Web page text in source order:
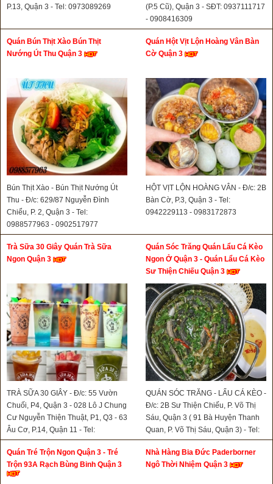
P.13, Quận 3 - Tel: 0973089269
(P.5 Cũ), Quận 3 - SĐT: 0937111717
- 0908416309
Quán Bún Thịt Xào Bún Thịt
Nướng Út Thu Quận 3
Bún Thịt Xào - Bún Thịt Nướng Út
Thu - Đ/c: 629/87 Nguyễn Đình
Chiểu, P. 2, Quận 3 - Tel:
0988577963 - 0902517977
Quán Hột Vịt Lộn Hoàng Vân Bàn
Cờ Quận 3
HỘT VỊT LỘN HOÀNG VÂN - Đ/c: 2B
Bàn Cờ, P.3, Quận 3 - Tel:
0942229113 - 0983172873
Trà Sữa 30 Giây Quán Trà Sữa
Ngon Quận 3
TRÀ SỮA 30 GIÂY - Đ/c: 55 Vườn
Chuối, P4, Quận 3 - 028 Lô J Chung
Cư Nguyễn Thiện Thuật, P1, Q3 - 63
Âu Cơ, P.14, Quận 11 - Tel:
0908766138
Quán Sóc Trăng Quán Lẩu Cá Kèo
Ngon Ở Quận 3 - Quán Lẩu Cá Kèo
Sư Thiện Chiếu Quận 3
QUÁN SÓC TRĂNG - LẨU CÁ KÈO -
Đ/c: 2B Sư Thiện Chiếu, P. Võ Thị
Sáu, Quận 3 ( 91 Bà Huyện Thanh
Quan, P. Võ Thị Sáu, Quận 3) - Tel:
0903826414
Quán Tré Trộn Ngon Quận 3 - Tré
Trộn 93A Rạch Bùng Binh Quận 3
Nhà Hàng Bia Đức Paderborner
Ngô Thời Nhiệm Quận 3